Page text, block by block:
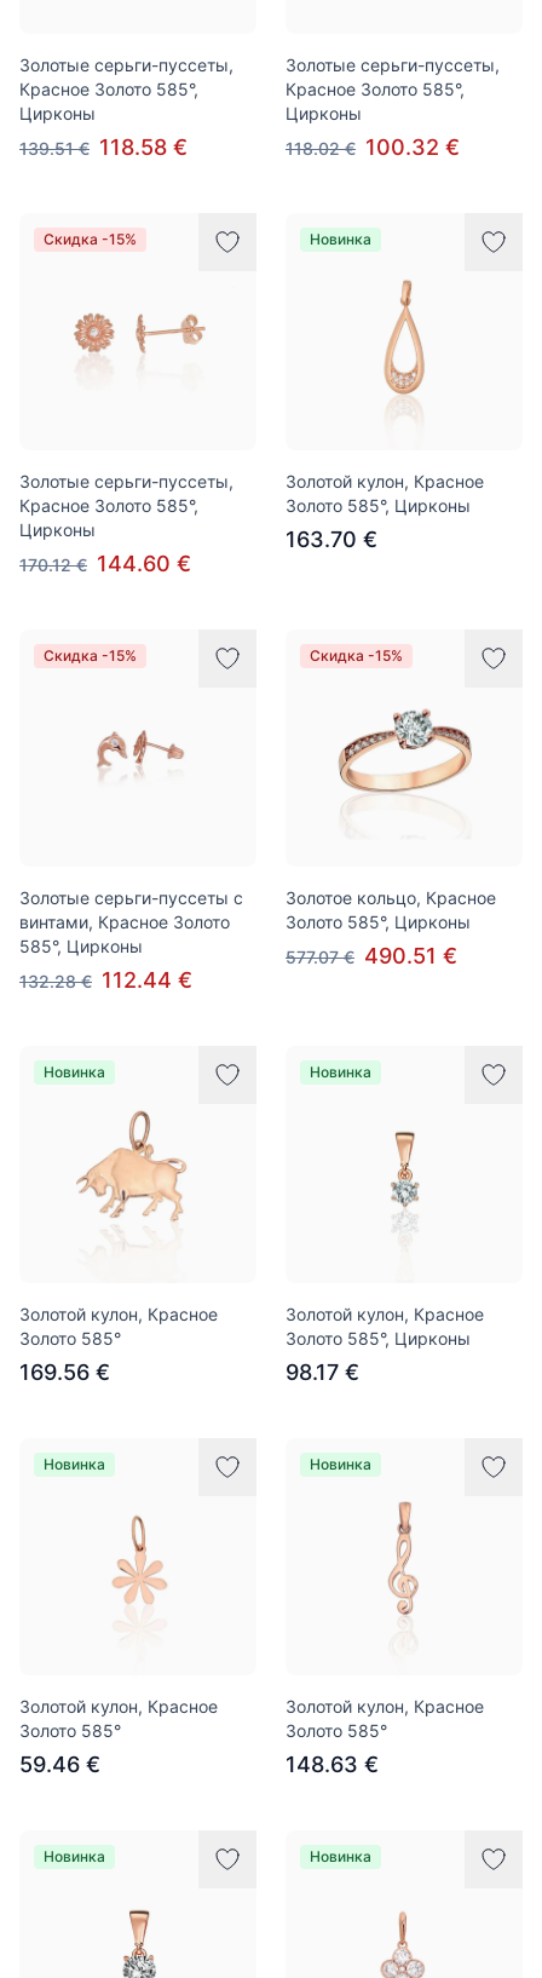
Золотые серьги-пуссеты,
Красное Золото 585°,
Цирконы
139.51 € 118.58 €
Золотые серьги-пуссеты,
Красное Золото 585°,
Цирконы
118.02 € 100.32 €
Скидка -15%
Золотые серьги-пуссеты,
Красное Золото 585°,
Цирконы
170.12 € 144.60 €
Новинка
Золотой кулон, Красное
Золото 585°, Цирконы
163.70 €
Скидка -15%
Золотые серьги-пуссеты с
винтами, Красное Золото
585°, Цирконы
132.28 € 112.44 €
Скидка -15%
Золотое кольцо, Красное
Золото 585°, Цирконы
577.07 € 490.51 €
Новинка
Золотой кулон, Красное
Золото 585°
169.56 €
Новинка
Золотой кулон, Красное
Золото 585°, Цирконы
98.17 €
Новинка
Золотой кулон, Красное
Золото 585°
59.46 €
Новинка
Золотой кулон, Красное
Золото 585°
148.63 €
Новинка Новинка